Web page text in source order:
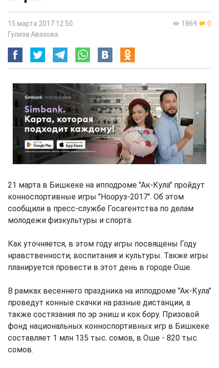
1869 0
15 марта 2017 12:50
Гулиза Авазова
21 марта в Бишкеке на ипподроме "Ак-Кула" пройдут
конноспортивные игры "Нооруз-2017". Об этом
сообщили в пресс-службе Госагентства по делам
молодежи физкультуры и спорта.
Как уточняется, в этом году игры посвящены Году
нравственности, воспитания и культуры. Также игры
планируется провести в этот день в городе Оше.
В рамках весеннего праздника на ипподроме "Ак-Кула"
проведут конные скачки на разные дистанции, а
также состязания по эр эниш и кок бору. Призовой
фонд национальных конноспортивных игр в Бишкеке
составляет 1 млн 135 тыс. сомов, в Оше - 820 тыс.
сомов.